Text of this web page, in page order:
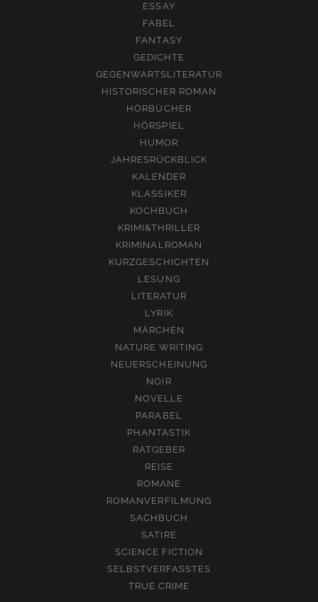
ESSAY
FABEL
FANTASY
GEDICHTE
GEGENWARTSLITERATUR
HISTORISCHER ROMAN
HÖRBÜCHER
HÖRSPIEL
HUMOR
JAHRESRÜCKBLICK
KALENDER
KLASSIKER
KOCHBUCH
KRIMI&THRILLER
KRIMINALROMAN
KURZGESCHICHTEN
LESUNG
LITERATUR
LYRIK
MÄRCHEN
NATURE WRITING
NEUERSCHEINUNG
NOIR
NOVELLE
PARABEL
PHANTASTIK
RATGEBER
REISE
ROMANE
ROMANVERFILMUNG
SACHBUCH
SATIRE
SCIENCE FICTION
SELBSTVERFASSTES
TRUE CRIME